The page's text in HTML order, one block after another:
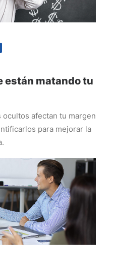
están matando tu
afectan tu margen
para mejorar la